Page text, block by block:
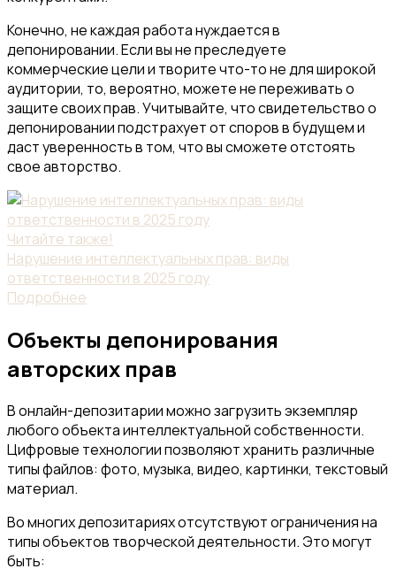
Конечно, не каждая работа нуждается в
депонировании. Если вы не преследуете
коммерческие цели и творите что-то не для широкой
аудитории, то, вероятно, можете не переживать о
защите своих прав. Учитывайте, что свидетельство о
депонировании подстрахует от споров в будущем и
даст уверенность в том, что вы сможете отстоять
свое авторство.
Читайте также!
Нарушение интеллектуальных прав: виды
ответственности в 2025 году
Подробнее
Объекты депонирования
авторских прав
В онлайн-депозитарии можно загрузить экземпляр
любого объекта интеллектуальной собственности.
Цифровые технологии позволяют хранить различные
типы файлов: фото, музыка, видео, картинки, текстовый
материал.
Во многих депозитариях отсутствуют ограничения на
типы объектов творческой деятельности. Это могут
быть: